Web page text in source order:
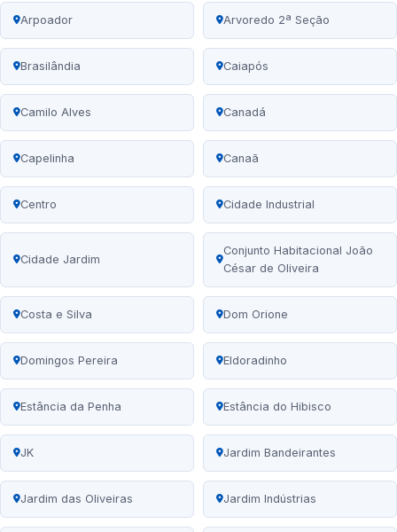
Arpoador Arvoredo 2ª Seção
Brasilândia Caiapós
Camilo Alves Canadá
Capelinha Canaã
Centro Cidade Industrial
Cidade Jardim
Conjunto Habitacional João
César de Oliveira
Costa e Silva Dom Orione
Domingos Pereira Eldoradinho
Estância da Penha Estância do Hibisco
JK Jardim Bandeirantes
Jardim das Oliveiras Jardim Indústrias